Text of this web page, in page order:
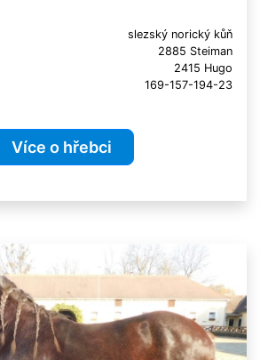
slezský norický kůň
2885 Steiman
2415 Hugo
169-157-194-23
Více o hřebci